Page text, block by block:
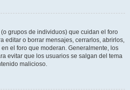
grupos de individuos) que cuidan el foro
editar o borrar mensajes, cerrarlos, abrirlos,
el foro que moderan. Generalmente, los
evitar que los usuarios se salgan del tema
malicioso.